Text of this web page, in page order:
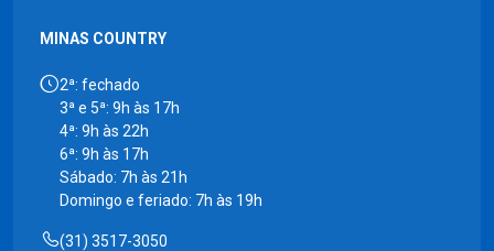
MINAS COUNTRY
2ª: fechado
3ª e 5ª: 9h às 17h
4ª: 9h às 22h
6ª: 9h às 17h
Sábado: 7h às 21h
Domingo e feriado: 7h às 19h
(31) 3517-3050